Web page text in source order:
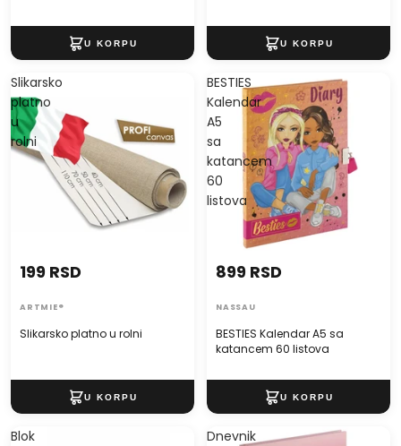
Slikarsko
platno
u
rolni
Slikarsko platno u rolni
199 RSD
ARTMIE®
BESTIES
Kalendar
A5
sa
katancem
60
listova
BESTIES Kalendar A5 sa
katancem 60 listova
899 RSD
NASSAU
Blok
Dnevnik